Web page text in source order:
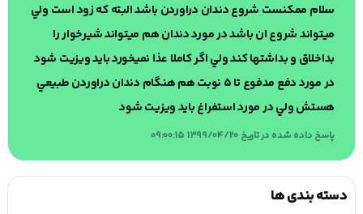
سلام ممكنست شروع دندان دراوردن باشد البته كه زود است ولي
ميتواند شروع ان باشد در مورد دندان هم ميتواند شيرخوار را
بداخلاق و بداشتها كند ولي اگر كاملا عذا نميخورد بايد ويزيت شود
در مورد دفع مدفوع تا ٥ نوبت هم هنگام دندان دراوردن طبيعي
هستش ولي در مورد استفراغ بايد ويزيت شود
پاسخ داده شده در تاریخ 1399/04/20 09:00:15
دسته بندی ها